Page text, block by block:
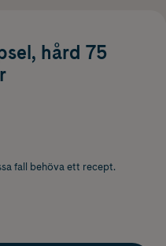
hård 75
fall behöva ett recept.